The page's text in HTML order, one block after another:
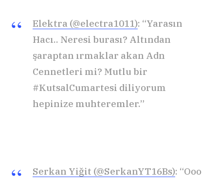
Elektra (@electra1011): “Yarasın
Hacı.. Neresi burası? Altından
şaraptan ırmaklar akan Adn
Cennetleri mi? Mutlu bir
#KutsalCumartesi diliyorum
hepinize muhteremler.”
Serkan Yiğit (@SerkanYT16Bs): “Ooo